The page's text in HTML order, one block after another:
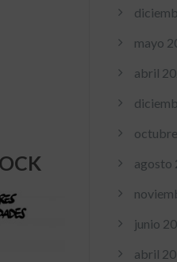
mayo
abril
agosto
junio
abril